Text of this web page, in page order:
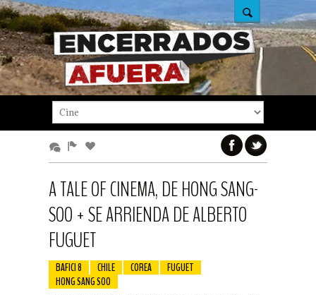
A TALE OF CINEMA, DE HONG SANG-
SOO + SE ARRIENDA DE ALBERTO
FUGUET
BAFICI 8 CHILE COREA
FUGUET
HONG SANG SOO